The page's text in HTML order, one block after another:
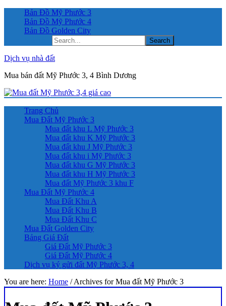
Bản Đồ Mỹ Phước 3
Bản Đồ Mỹ Phước 4
Bản Đồ Golden City
Dịch vụ nhà đất
Mua bán đất Mỹ Phước 3, 4 Bình Dương
Trang Chủ
Mua Đất Mỹ Phước 3
Mua đất khu L Mỹ Phước 3
Mua đất khu K Mỹ Phước 3
Mua đất khu J Mỹ Phước 3
Mua đất khu i Mỹ Phước 3
Mua đất khu G Mỹ Phước 3
Mua đất khu H Mỹ Phước 3
Mua đất Mỹ Phước 3 khu F
Mua Đất Mỹ Phước 4
Mua Đất Khu A
Mua Đất Khu B
Mua Đất Khu C
Mua Đất Golden City
Bảng Giá Đất
Giá Đất Mỹ Phước 3
Giá Đất Mỹ Phước 4
Dịch vụ ký gửi đất Mỹ Phước 3, 4
You are here: Home /Archives for Mua đất Mỹ Phước 3